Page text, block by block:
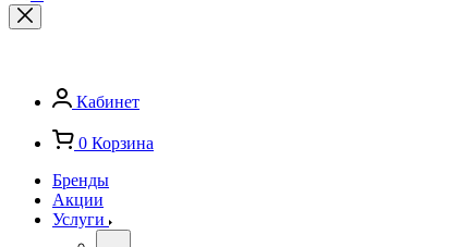
Кабинет
0 Корзина
Бренды
Акции
Услуги